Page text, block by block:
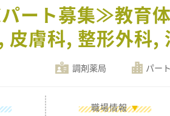
パート募集≫教育
膚科, 整形外科,
調剤薬局 パー
職場情報